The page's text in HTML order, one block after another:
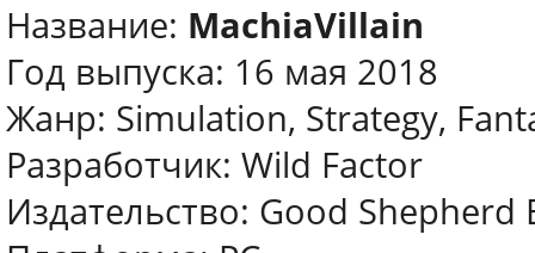
Название: MachiaVillain
Год выпуска: 16 мая 2018
Жанр: Simulation, Strategy,
Разработчик: Wild Factor
Издательство: Good